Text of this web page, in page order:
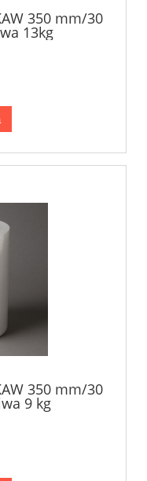
350 mm/30
13kg
350 mm/30
9 kg